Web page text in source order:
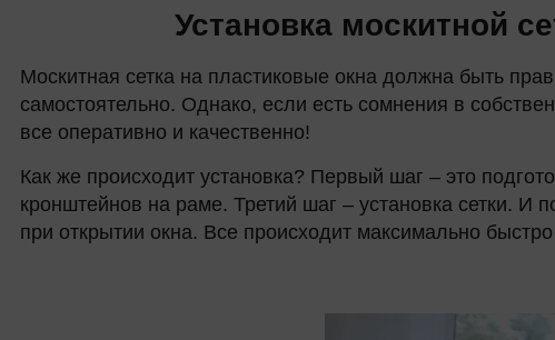
Установка москитной
Москитная сетка на пластиковые окна должна быть
самостоятельно. Однако, если есть сомнения в
все оперативно и качественно!
Как же происходит установка? Первый шаг – это
кронштейнов на раме. Третий шаг – установка сетки.
при открытии окна. Все происходит максимально